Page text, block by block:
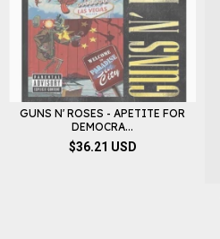
GUNS N' ROSES - APETITE FOR
DEMOCRA...
$36.21 USD